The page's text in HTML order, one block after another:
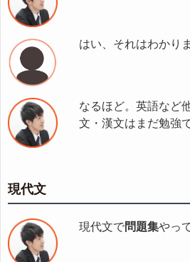
はい、それはわかり
なるほど。英語など
文・漢文はまだ勉強
現代文
現代文で問題集やっ